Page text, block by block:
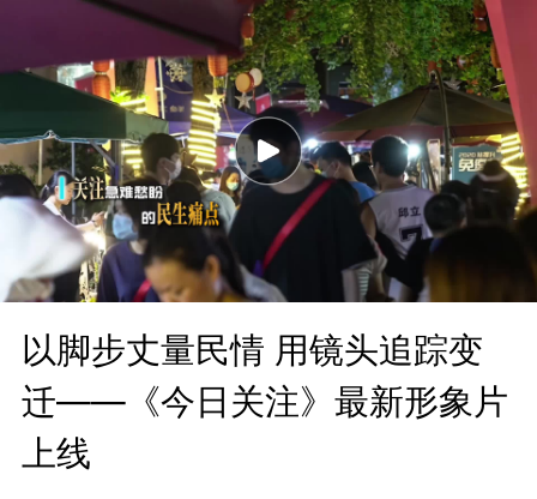
以脚步丈量民情 用镜头追踪变
迁——《今日关注》最新形象片
上线